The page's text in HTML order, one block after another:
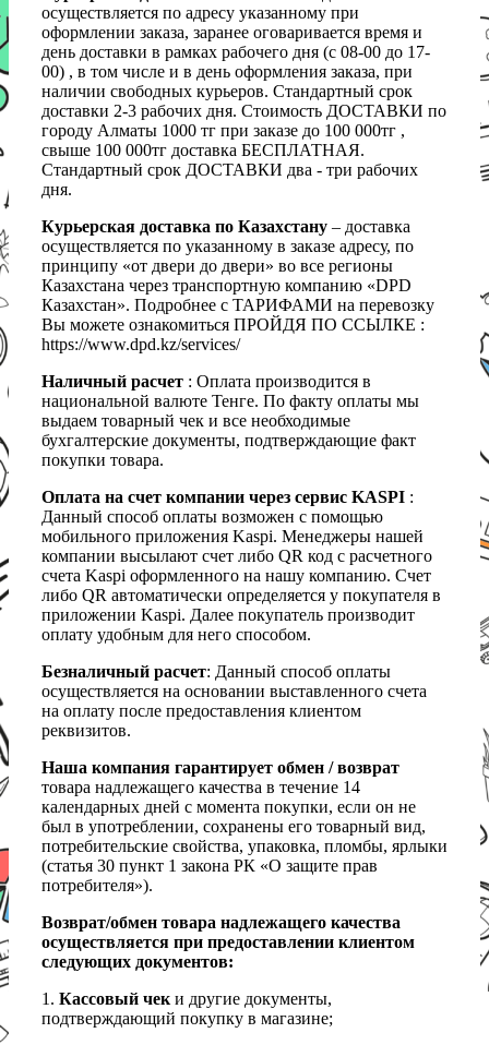
осуществляется по адресу указанному при
оформлении заказа, заранее оговаривается время и
день доставки в рамках рабочего дня (с 08-00 до 17-
00) , в том числе и в день оформления заказа, при
наличии свободных курьеров. Стандартный срок
доставки 2-3 рабочих дня. Стоимость ДОСТАВКИ по
городу Алматы 1000 тг при заказе до 100 000тг ,
свыше 100 000тг доставка БЕСПЛАТНАЯ.
Стандартный срок ДОСТАВКИ два - три рабочих
дня.
Курьерская доставка по Казахстану – доставка
осуществляется по указанному в заказе адресу, по
принципу «от двери до двери» во все регионы
Казахстана через транспортную компанию «DPD
Казахстан». Подробнее с ТАРИФАМИ на перевозку
Вы можете ознакомиться ПРОЙДЯ ПО ССЫЛКЕ :
https://www.dpd.kz/services/
Наличный расчет : Оплата производится в
национальной валюте Тенге. По факту оплаты мы
выдаем товарный чек и все необходимые
бухгалтерские документы, подтверждающие факт
покупки товара.
Оплата на счет компании через сервис KASPI :
Данный способ оплаты возможен с помощью
мобильного приложения Kaspi. Менеджеры нашей
компании высылают счет либо QR код с расчетного
счета Kaspi оформленного на нашу компанию. Счет
либо QR автоматически определяется у покупателя в
приложении Kaspi. Далее покупатель производит
оплату удобным для него способом.
Безналичный расчет: Данный способ оплаты
осуществляется на основании выставленного счета
на оплату после предоставления клиентом
реквизитов.
Наша компания гарантирует обмен / возврат
товара надлежащего качества в течение 14
календарных дней с момента покупки, если он не
был в употреблении, сохранены его товарный вид,
потребительские свойства, упаковка, пломбы, ярлыки
(статья 30 пункт 1 закона РК «О защите прав
потребителя»).
Возврат/обмен товара надлежащего качества
осуществляется при предоставлении клиентом
следующих документов:
1. Кассовый чеки другие документы,
подтверждающий покупку в магазине;